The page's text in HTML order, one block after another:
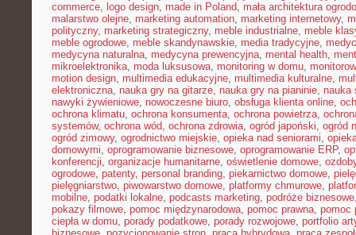
commerce, logo design, made in Poland, mała architektura
malarstwo olejne, marketing automation, marketing internetowy,
polityczny, marketing strategiczny, meble industrialne, meble
meble ogrodowe, meble skandynawskie, media tradycyjne,
medycyna naturalna, medycyna prewencyjna, mental health,
mikroelektronika, moda luksusowa, monitoring w domu,
motion design, multimedia edukacyjne, multimedia kulturalne,
elektroniczna, nauka gry na gitarze, nauka gry na pianinie, nauka
nawyki żywieniowe, nowoczesne biuro, obsługa klienta online,
ochrona klimatu, ochrona konsumenta, ochrona powietrza,
systemów, ochrona wód, ochrona zdrowia, ogród japoński, ogród
ogród zimowy, ogrodnictwo miejskie, opieka nad seniorami,
domowymi, oprogramowanie biznesowe, oprogramowanie ERP,
konferencji, organizacje humanitarne, oświetlenie domowe,
ogrodowe, patenty, personal branding, piekarnictwo domowe,
pielęgniarstwo, piwowarstwo domowe, platformy chmurowe,
mobilne, podatki lokalne, podcasts marketing, podróże biznesowe
pokazy filmowe, pomoc międzynarodowa, pomoc prawna, pomoc
ciepła w domu, porady podatkowe, porady rozwojowe, portfolio